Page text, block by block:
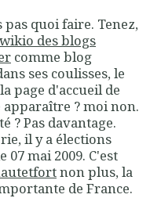
pas quoi faire. Tenez,
wikio des blogs
comme blog
ses coulisses, le
page d'accueil de
apparaître ? moi non.
? Pas davantage.
il y a élections
mai 2009. C'est
non plus, la
de France.